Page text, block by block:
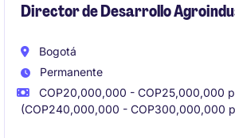
Director de Desarrollo
Bogotá
Permanente
COP20,000,000 - COP25,000,000
(COP240,000,000 - COP300,000,000